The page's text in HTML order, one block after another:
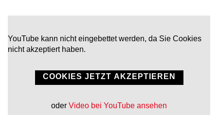
YouTube kann nicht eingebettet werden, da Sie Cookies
nicht akzeptiert haben.
COOKIES JETZT AKZEPTIEREN
oder Video bei YouTube ansehen